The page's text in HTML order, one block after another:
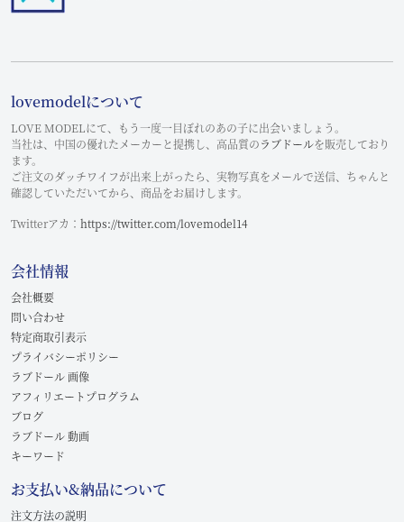
lovemodelについて
LOVE MODELにて、もう一度一目ぼれのあの子に出会いましょう。
当社は、中国の優れたメーカーと提携し、高品質のラブドールを販売しており
ます。
ご注文のダッチワイフが出来上がったら、実物写真をメールで送信、ちゃんと
確認していただいてから、商品をお届けします。
Twitterアカ： https://twitter.com/lovemodel14
会社情報
会社概要
問い合わせ
特定商取引表示
プライバシーポリシー
ラブドール 画像
アフィリエートプログラム
ブログ
ラブドール 動画
キーワード
お支払い&納品について
注文方法の説明